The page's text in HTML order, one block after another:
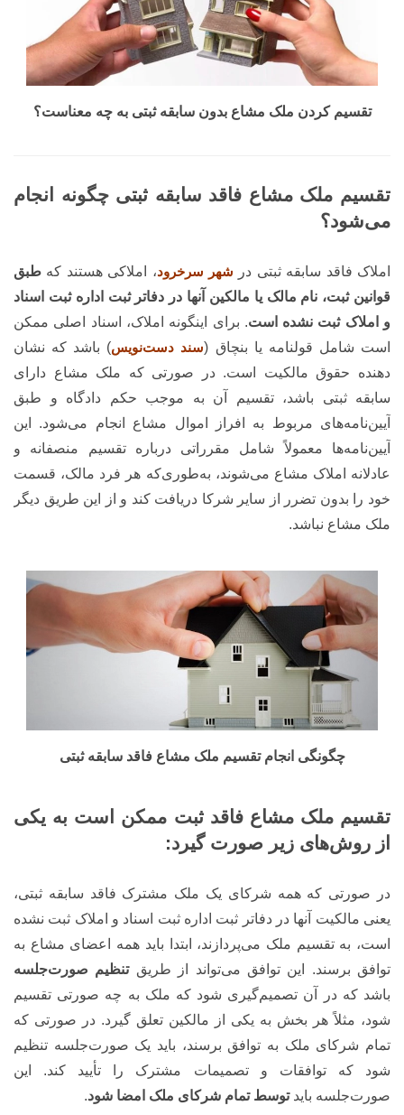
تقسیم کردن ملک مشاع بدون سابقه ثبتی به چه معناست؟
تقسیم ملک مشاع فاقد سابقه ثبتی چگونه انجام
می‌شود؟
املاک فاقد سابقه ثبتی در شهر سرخرود، املاکی هستند که طبق
قوانین ثبت، نام مالک یا مالکین آنها در دفاتر ثبت اداره ثبت اسناد
و املاک ثبت نشده است. برای اینگونه املاک، اسناد اصلی ممکن
است شامل قولنامه یا بنچاق (سند دست‌نویس) باشد که نشان
دهنده حقوق مالکیت است. در صورتی که ملک مشاع دارای
سابقه ثبتی باشد، تقسیم آن به موجب حکم دادگاه و طبق
آیین‌نامه‌های مربوط به افراز اموال مشاع انجام می‌شود. این
آیین‌نامه‌ها معمولاً شامل مقرراتی درباره تقسیم منصفانه و
عادلانه املاک مشاع می‌شوند، به‌طوری‌که هر فرد مالک، قسمت
خود را بدون تضرر از سایر شرکا دریافت کند و از این طریق دیگر
ملک مشاع نباشد.
چگونگی انجام تقسیم ملک مشاع فاقد سابقه ثبتی
تقسیم ملک مشاع فاقد ثبت ممکن است به یکی
از روش‌های زیر صورت گیرد:
در صورتی که همه شرکای یک ملک مشترک فاقد سابقه ثبتی،
یعنی مالکیت آنها در دفاتر ثبت اداره ثبت اسناد و املاک ثبت نشده
است، به تقسیم ملک می‌پردازند، ابتدا باید همه اعضای مشاع به
توافق برسند. این توافق می‌تواند از طریقتنظیم صورت‌جلسه
باشد که در آن تصمیم‌گیری شود که ملک به چه صورتی تقسیم
شود، مثلاً هر بخش به یکی از مالکین تعلق گیرد. در صورتی که
تمام شرکای ملک به توافق برسند، باید یک صورت‌جلسه تنظیم
شود که توافقات و تصمیمات مشترک را تأیید کند. این
صورت‌جلسه بایدتوسط تمام شرکای ملک امضا شود.